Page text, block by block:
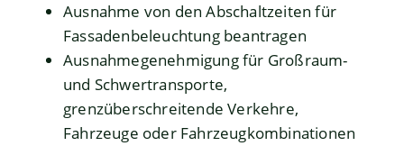
Ausnahme von den Abschaltzeiten für
Fassadenbeleuchtung beantragen
Ausnahmegenehmigung für Großraum-
und Schwertransporte,
grenzüberschreitende Verkehre,
Fahrzeuge oder Fahrzeugkombinationen